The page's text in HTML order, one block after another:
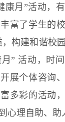
康月”活动，
富了学生的
构建和谐校
” 活动， 时
展个体咨询
多彩的活动
心理自助、助